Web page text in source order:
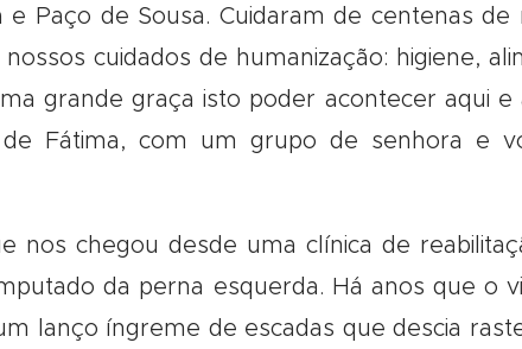
Paço de Sousa. Cuidaram de centenas de
cuidados de humanização: higiene,
grande graça isto poder acontecer aqui e
Fátima, com um grupo de senhora e
nos chegou desde uma clínica de
da perna esquerda. Há anos que o
lanço íngreme de escadas que descia